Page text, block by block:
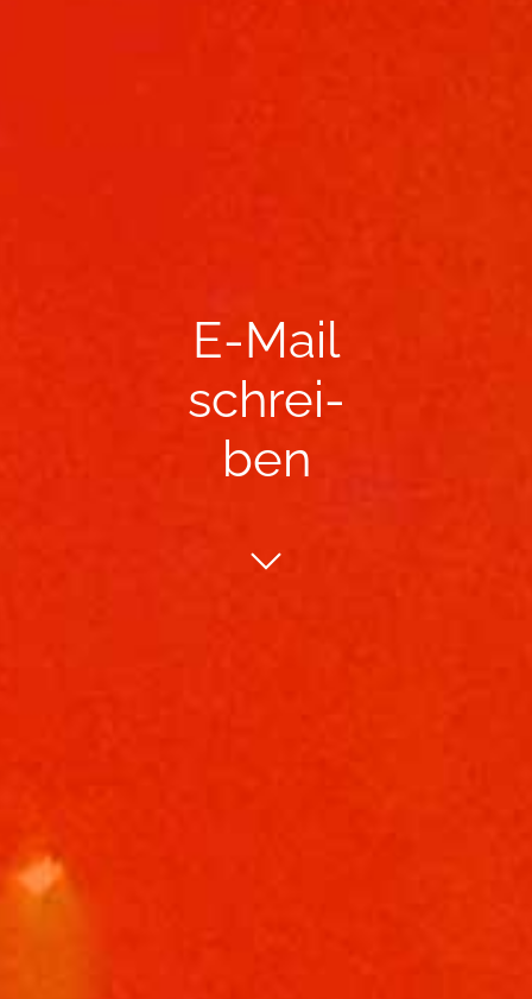
E-​Mail
schrei­
ben